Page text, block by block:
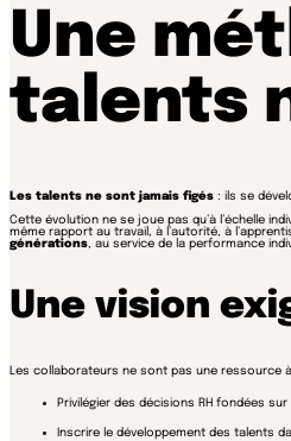
Une
talents
Les talents ne sont jamais figés : ils se
Cette évolution ne se joue pas qu’à l’échelle
même rapport au travail, à l’autorité, à
générations , au service de la performance
Une vision
Les collaborateurs ne sont pas une ressource
Privilégier des décisions RH fondées
Inscrire le développement des talents